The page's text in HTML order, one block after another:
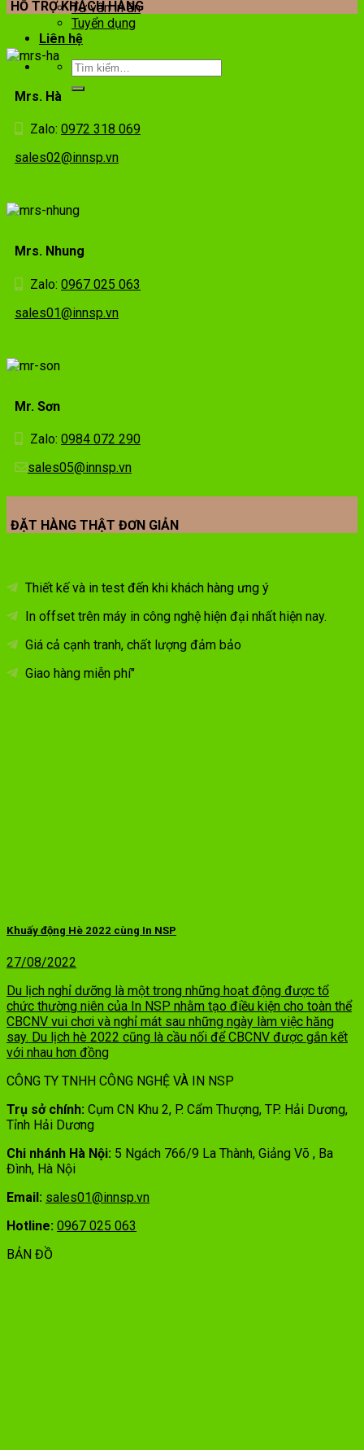
Tư vấn in ấn
Tuyển dụng
Liên hệ
HỖ TRỢ KHÁCH HÀNG
Mrs. Hà
Zalo: 0972 318 069
sales02@innsp.vn
Mrs. Nhung
Zalo: 0967 025 063
sales01@innsp.vn
Mr. Sơn
Zalo: 0984 072 290
sales05@innsp.vn
ĐẶT HÀNG THẬT ĐƠN GIẢN
Thiết kế và in test đến khi khách hàng ưng ý
In offset trên máy in công nghệ hiện đại nhất hiện nay.
Giá cả cạnh tranh, chất lượng đảm bảo
Giao hàng miễn phí"
Khuấy động Hè 2022 cùng In NSP
27/08/2022
Du lịch nghỉ dưỡng là một trong những hoạt động được tổ
chức thường niên của In NSP nhằm tạo điều kiện cho toàn thể
CBCNV vui chơi và nghỉ mát sau những ngày làm việc hăng
say. Du lịch hè 2022 cũng là cầu nối để CBCNV được gắn kết
với nhau hơn đồng
CÔNG TY TNHH CÔNG NGHỆ VÀ IN NSP
Trụ sở chính: Cụm CN Khu 2, P. Cẩm Thượng, TP. Hải Dương,
Tỉnh Hải Dương
Chi nhánh Hà Nội: 5 Ngách 766/9 La Thành, Giảng Võ , Ba
Đình, Hà Nội
Email: sales01@innsp.vn
Hotline: 0967 025 063
BẢN ĐỒ